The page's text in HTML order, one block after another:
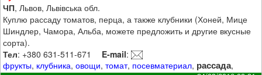
ЧП, Львов, Львівська обл.
Куплю рассаду томатов, перца, а также клубники (Хоней, Мице
Шиндлер, Чамора, Альба, можете предложить и другие вкусные
сорта).
Тел: +380 631-511-671 E-mail:
фрукты, клубника,овощи,томат, посевматериал, рассада,